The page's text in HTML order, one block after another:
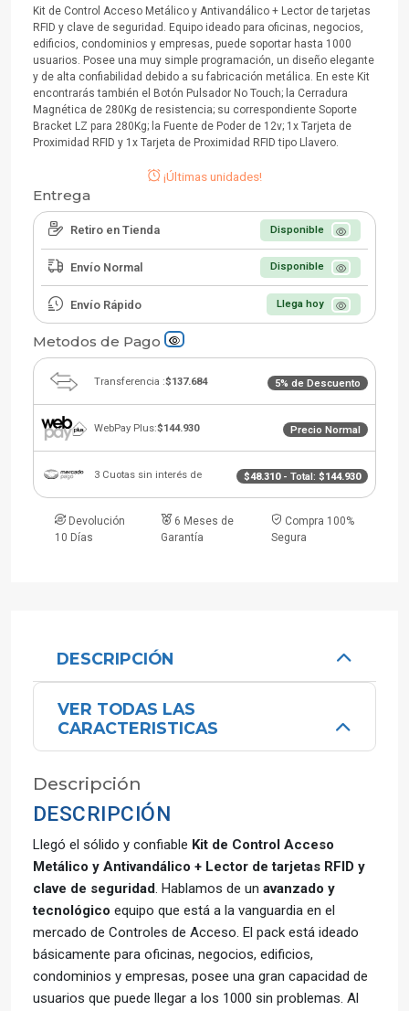
Kit de Control Acceso Metálico y Antivandálico + Lector de tarjetas
RFID y clave de seguridad. Equipo ideado para oficinas, negocios,
edificios, condominios y empresas, puede soportar hasta 1000
usuarios. Posee una muy simple programación, un diseño elegante
y de alta confiabilidad debido a su fabricación metálica. En este Kit
encontrarás también el Botón Pulsador No Touch; la Cerradura
Magnética de 280Kg de resistencia; su correspondiente Soporte
Bracket LZ para 280Kg; la Fuente de Poder de 12v; 1x Tarjeta de
Proximidad RFID y 1x Tarjeta de Proximidad RFID tipo Llavero.
¡Últimas unidades!
Entrega
Retiro en Tienda Disponible
Envío Normal Disponible
Envío Rápido Llega hoy
Metodos de Pago
Transferencia :$137.684 5% de Descuento
WebPay Plus:$144.930 Precio Normal
3 Cuotas sin interés de $48.310- Total: $144.930
Devolución
10 Días
6 Meses de
Garantía
Compra 100%
Segura
DESCRIPCIÓN
VER TODAS LAS
CARACTERISTICAS
Descripción
DESCRIPCIÓN
Llegó el sólido y confiable Kit de Control Acceso
Metálico y Antivandálico + Lector de tarjetas RFID y
clave de seguridad. Hablamos de un avanzado y
tecnológico equipo que está a la vanguardia en el
mercado de Controles de Acceso. El pack está ideado
básicamente para oficinas, negocios, edificios,
condominios y empresas, posee una gran capacidad de
usuarios que puede llegar a los 1000 sin problemas. Al